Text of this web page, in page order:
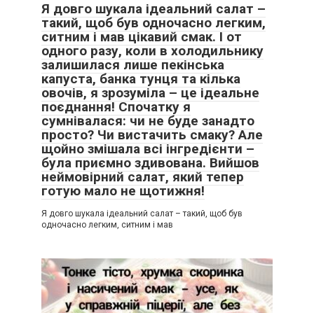
Я довго шукала ідеальний салат –
такий, щоб був одночасно легким,
ситним і мав цікавий смак. І от
одного разу, коли в холодильнику
залишилася лише пекінська
капуста, банка тунця та кілька
овочів, я зрозуміла – це ідеальне
поєднання! Спочатку я
сумнівалася: чи не буде занадто
просто? Чи вистачить смаку? Але
щойно змішала всі інгредієнти –
була приємно здивована. Вийшов
неймовірний салат, який тепер
готую мало не щотижня!
Я довго шукала ідеальний салат – такий, щоб був
одночасно легким, ситним і мав